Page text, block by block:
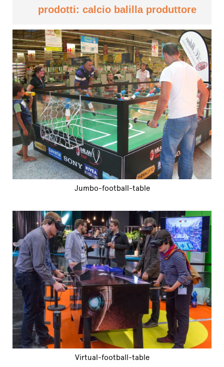
prodotti: calcio balilla produttore
Jumbo-football-table
Virtual-football-table